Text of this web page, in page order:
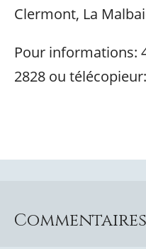
Clermont, La
Pour informations:
2828 ou
Commentaires